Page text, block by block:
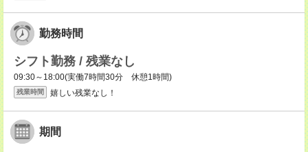
勤務時間
シフト勤務 / 残業なし
09:30～18:00(実働7時間30分 休憩1時間)
残業時間 嬉しい残業なし！
期間